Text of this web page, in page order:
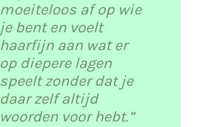
moeiteloos af op wie
je bent en voelt
haarfijn aan wat er
op diepere lagen
speelt zonder dat je
daar zelf altijd
woorden voor hebt.”